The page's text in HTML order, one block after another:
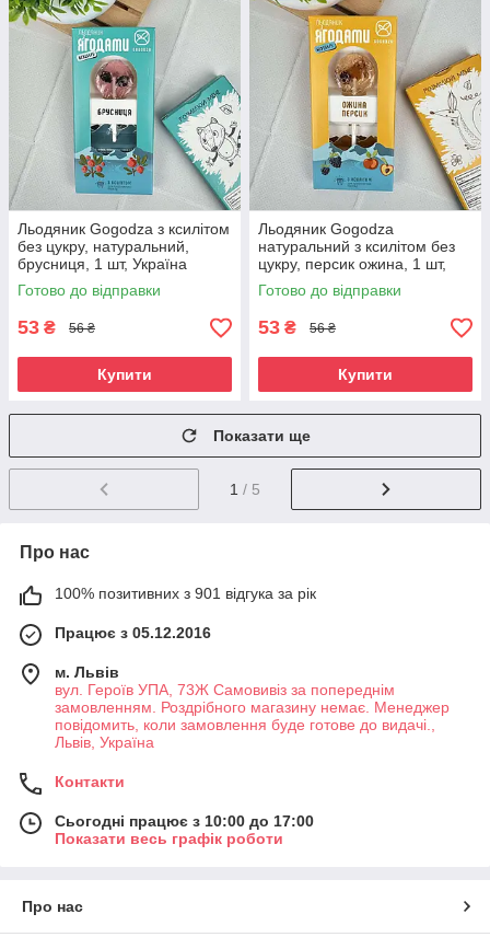
Льодяник Gogodza з ксилітом
без цукру, натуральний,
брусниця, 1 шт, Україна
Готово до відправки
53 ₴ 56 ₴
Купити
Льодяник Gogodza
натуральний з ксилітом без
цукру, персик ожина, 1 шт,
Україна
Готово до відправки
53 ₴ 56 ₴
Купити
Показати ще
1 / 5
Про нас
100% позитивних з 901 відгука за рік
Працює з 05.12.2016
м. Львів
вул. Героїв УПА, 73Ж Самовивіз за попереднім
замовленням. Роздрібного магазину немає. Менеджер
повідомить, коли замовлення буде готове до видачі.,
Львів, Україна
Контакти
Сьогодні працює з 10:00 до 17:00
Показати весь графік роботи
Про нас